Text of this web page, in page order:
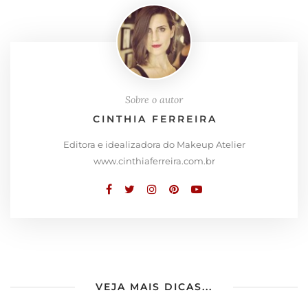
Sobre o autor
CINTHIA FERREIRA
Editora e idealizadora do Makeup Atelier
www.cinthiaferreira.com.br
VEJA MAIS DICAS...